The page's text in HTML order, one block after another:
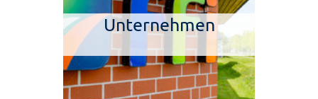
Unternehmen